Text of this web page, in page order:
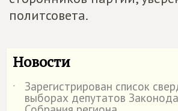
политсовета.
Новости
˙ Зарегистрирован список
выборах депутатов